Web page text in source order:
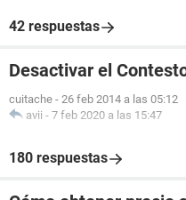
42 respuestas
Desactivar el
cuitache - 26 feb 2014 a las 05:12
avii - 7 feb 2020 a las 15:47
180 respuestas